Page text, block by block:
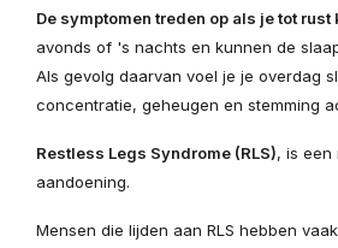
De symptomen treden op als je tot rust
avonds of 's nachts en kunnen de
Als gevolg daarvan voel je je overdag
concentratie, geheugen en stemming
Restless Legs Syndrome (RLS), is een
aandoening.
Mensen die lijden aan RLS hebben